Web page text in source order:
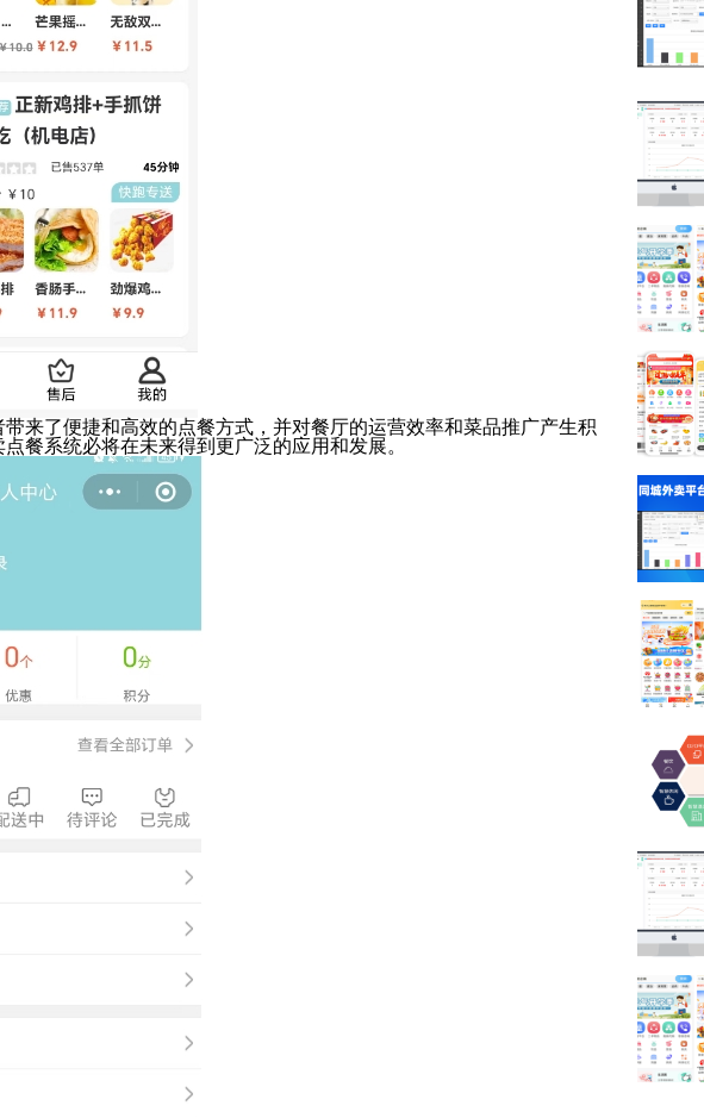
来了便捷和高效的点餐方式，并对餐厅的运营效率和菜品推广产生积
餐系统必将在未来得到更广泛的应用和发展。